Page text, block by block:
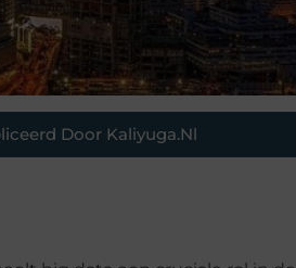
Door Kaliyuga.nl